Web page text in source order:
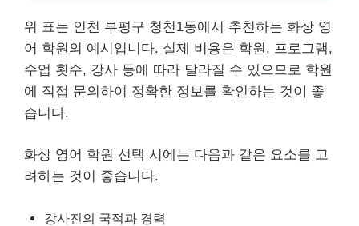
위 표는 인천 부평구 청천1동에서 추천하는 화상 영
어 학원의 예시입니다. 실제 비용은 학원, 프로그램,
수업 횟수, 강사 등에 따라 달라질 수 있으므로 학원
에 직접 문의하여 정확한 정보를 확인하는 것이 좋
습니다.
화상 영어 학원 선택 시에는 다음과 같은 요소를 고
려하는 것이 좋습니다.
강사진의 국적과 경력